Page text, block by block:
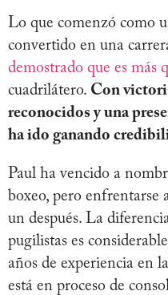
Lo que comenzó como
convertido en una
demostrado que es más
cuadrilátero. Con
reconocidos y una
ha ido ganando
Paul ha vencido a
boxeo, pero enfrentarse
un después. La
pugilistas es
años de experiencia en
está en proceso de